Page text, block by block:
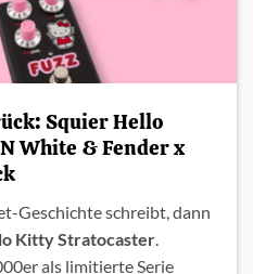
Squier Hello
White & Fender x
Geschichte schreibt, dann
Kitty Stratocaster
als limitierte Serie